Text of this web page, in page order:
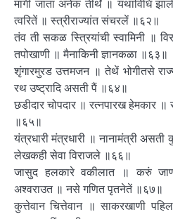
मार्गी जातां अनेक तीर्थे ॥ यथाविधि
त्वरितें ॥ स्त्रीराज्यांत संचरलें ॥६२॥
तंव ती सकळ स्त्रियांची स्वामिनी ॥
तपोखाणी ॥ मैनाकिनी ज्ञानकळा ॥६३॥
शृंगारमुरड उत्तमजन ॥ तेथें भोगीतसे
रथ उष्ट्रादि असती पैं ॥६४॥
छडीदार चोपदार ॥ रत्नपारख हेमकार ॥
॥६५॥
यंत्रधारी मंत्रधारी ॥ नानामंत्री
लेखकही सेवा विराजले ॥६६॥
जासुद हलकारे वकीलात ॥ करुं
अश्वराउत ॥ नसे गणित पृतनेतें ॥६७॥
कुत्तेवान चित्तेवान ॥ साकरखाणी